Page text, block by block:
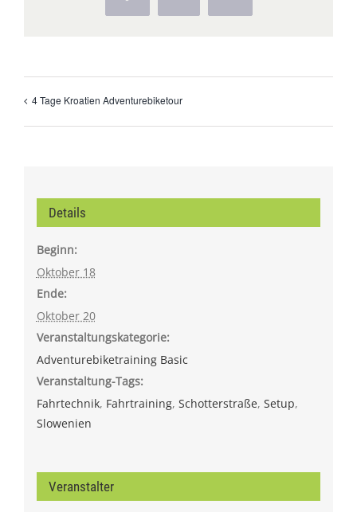
Mail
4 Tage Kroatien Adventurebiketour
Details
Beginn:
Oktober 18
Ende:
Oktober 20
Veranstaltungskategorie:
Adventurebiketraining Basic
Veranstaltung-Tags:
Fahrtechnik, Fahrtraining, Schotterstraße, Setup,
Slowenien
Veranstalter